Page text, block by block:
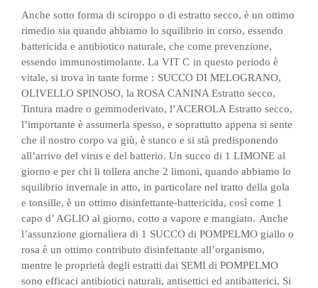
Anche sotto forma di sciroppo o di estratto secco, è un ottimo
rimedio sia quando abbiamo lo squilibrio in corso, essendo
battericida e antibiotico naturale, che come prevenzione,
essendo immunostimolante. La VIT C in questo periodo è
vitale, si trova in tante forme : SUCCO DI MELOGRANO,
OLIVELLO SPINOSO, la ROSA CANINA Estratto secco,
Tintura madre o gemmoderivato, l’ACEROLA Estratto secco,
l’importante è assumerla spesso, e soprattutto appena si sente
che il nostro corpo va giù, è stanco e si stà predisponendo
all’arrivo del virus e del batterio. Un succo di 1 LIMONE al
giorno e per chi li tollera anche 2 limoni, quando abbiamo lo
squilibrio invernale in atto, in particolare nel tratto della gola
e tonsille, è un ottimo disinfettante-battericida, così come 1
capo d’ AGLIO al giorno, cotto a vapore e mangiato. Anche
l’assunzione giornaliera di 1 SUCCO di POMPELMO giallo o
rosa è un ottimo contributo disinfettante all’organismo,
mentre le proprietà degli estratti dai SEMI di POMPELMO
sono efficaci antibiotici naturali, antisettici ed antibatterici. Si